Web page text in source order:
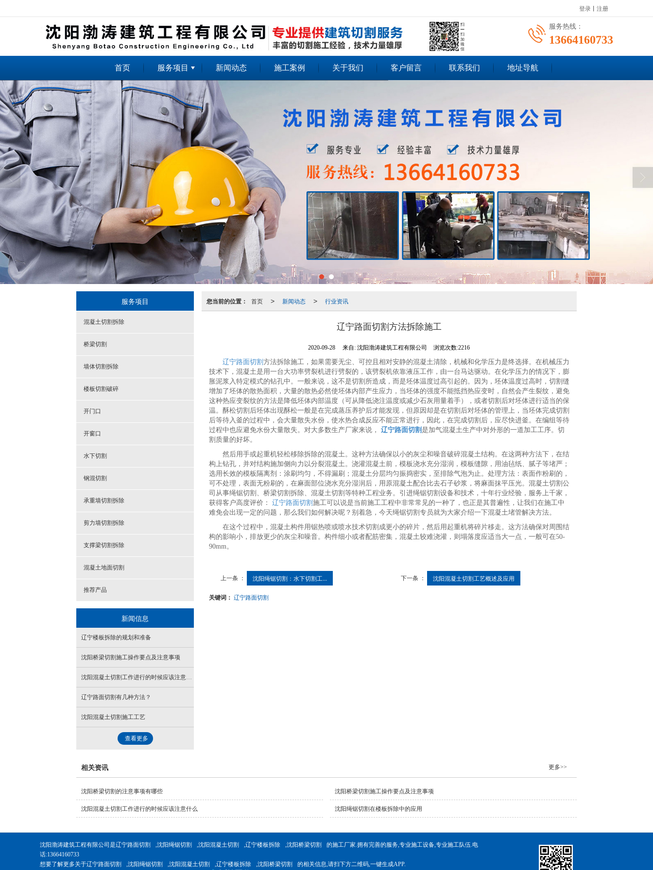
登录 丨 注册
服务热线：
13664160733
首页 服务项目 新闻动态 施工案例 关于我们 客户留言 联系我们 地址导航
您当前的位置： 首页 > 新闻动态 > 行业资讯
辽宁路面切割方法拆除施工
2020-09-28 来自:沈阳渤涛建筑工程有限公司 浏览次数:2216
辽宁路面切割 方法拆除施工，如果需要无尘、可控且相对安静的混凝土清除，机械和化学压力是终选择。在机械压力
技术下，混凝土是用一台大功率劈裂机进行劈裂的，该劈裂机依靠液压工作，由一台马达驱动。在化学压力的情况下，膨
胀泥浆入特定模式的钻孔中。一般来说，这不是切割所造成，而是坯体温度过高引起的。因为，坯体温度过高时，切割缝
增加了坯体的散热面积，大量的散热必然使坯体内部产生应力，当坯体的强度不能抵挡热应变时，自然会产生裂纹，避免
这种热应变裂纹的方法是降低坯体内部温度（可从降低浇注温度或减少石灰用量着手），或者切割后对坯体进行适当的保
温。酥松切割后坯体出现酥松一般是在完成蒸压养护后才能发现，但原因却是在切割后对坯体的管理上，当坯体完成切割
后等待入釜的过程中，会大量散失水份，使水热合成反应不能正常进行，因此，在完成切割后，应尽快进釜。在编组等待
过程中也应避免水份大量散失。对大多数生产厂家来说， 辽宁路面切割是加气混凝土生产中对外形的一道加工工序。切
割质量的好坏。
然后用手或起重机轻松移除拆除的混凝土。这种方法确保以小的灰尘和噪音破碎混凝土结构。在这两种方法下，在结
构上钻孔，并对结构施加侧向力以分裂混凝土。浇灌混凝土前，模板浇水充分湿润，模板缝隙，用油毡纸、腻子等堵严；
选用长效的模板隔离剂：涂刷均匀，不得漏刷；混凝土分层均匀振捣密实，至排除气泡为止。处理方法：表面作粉刷的，
可不处理，表面无粉刷的，在麻面部位浇水充分湿润后，用原混凝土配合比去石子砂浆，将麻面抹平压光。混凝土切割公
司从事绳锯切割、桥梁切割拆除、混凝土切割等特种工程业务。引进绳锯切割设备和技术，十年行业经验，服务上千家，
获得客户高度评价： 辽宁路面切割 施工可以说是当前施工工程中非常常见的一种了，也正是其普遍性，让我们在施工中
难免会出现一定的问题，那么我们如何解决呢？别着急，今天绳锯切割专员就为大家介绍一下混凝土堵管解决方法。
在这个过程中，混凝土构件用锯热喷或喷水技术切割成更小的碎片，然后用起重机将碎片移走。这方法确保对周围结
构的影响小，排放更少的灰尘和噪音。构件细小或者配筋密集，混凝土较难浇灌，则塌落度应适当大一点，一般可在50-
90mm。
上一条 ： 沈阳绳锯切割：水下切割工... 下一条 ： 沈阳混凝土切割工艺概述及应用
关键词： 辽宁路面切割
服务项目
混凝土切割拆除
桥梁切割
墙体切割拆除
楼板切割破碎
开门口
开窗口
水下切割
钢混切割
承重墙切割拆除
剪力墙切割拆除
支撑梁切割拆除
混凝土地面切割
推荐产品
新闻信息
辽宁楼板拆除的规划和准备
沈阳桥梁切割施工操作要点及注意事项
沈阳混凝土切割工作进行的时候应该注意什么
辽宁路面切割有几种方法？
沈阳混凝土切割施工工艺
查看更多
相关资讯 更多>>
沈阳桥梁切割的注意事项有哪些 沈阳桥梁切割施工操作要点及注意事项
沈阳混凝土切割工作进行的时候应该注意什么 沈阳绳锯切割在楼板拆除中的应用
沈阳渤涛建筑工程有限公司是辽宁路面切割 ,沈阳绳锯切割 ,沈阳混凝土切割 ,辽宁楼板拆除 ,沈阳桥梁切割
的施工厂家.拥有完善的服务,专业施工设备,专业施工队伍.电
话:13664160733
想要了解更多关于辽宁路面切割 ,沈阳绳锯切割 ,沈阳混凝土切割 ,辽宁楼板拆除 ,沈阳桥梁切割 的相关信息,请扫下方二维码,一键生成APP.